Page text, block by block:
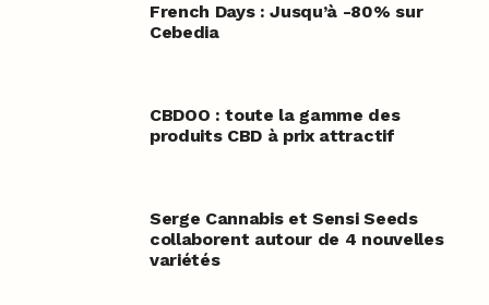
French Days : Jusqu’à -80% sur
Cebedia
CBDOO : toute la gamme des
produits CBD à prix attractif
Serge Cannabis et Sensi Seeds
collaborent autour de 4 nouvelles
variétés